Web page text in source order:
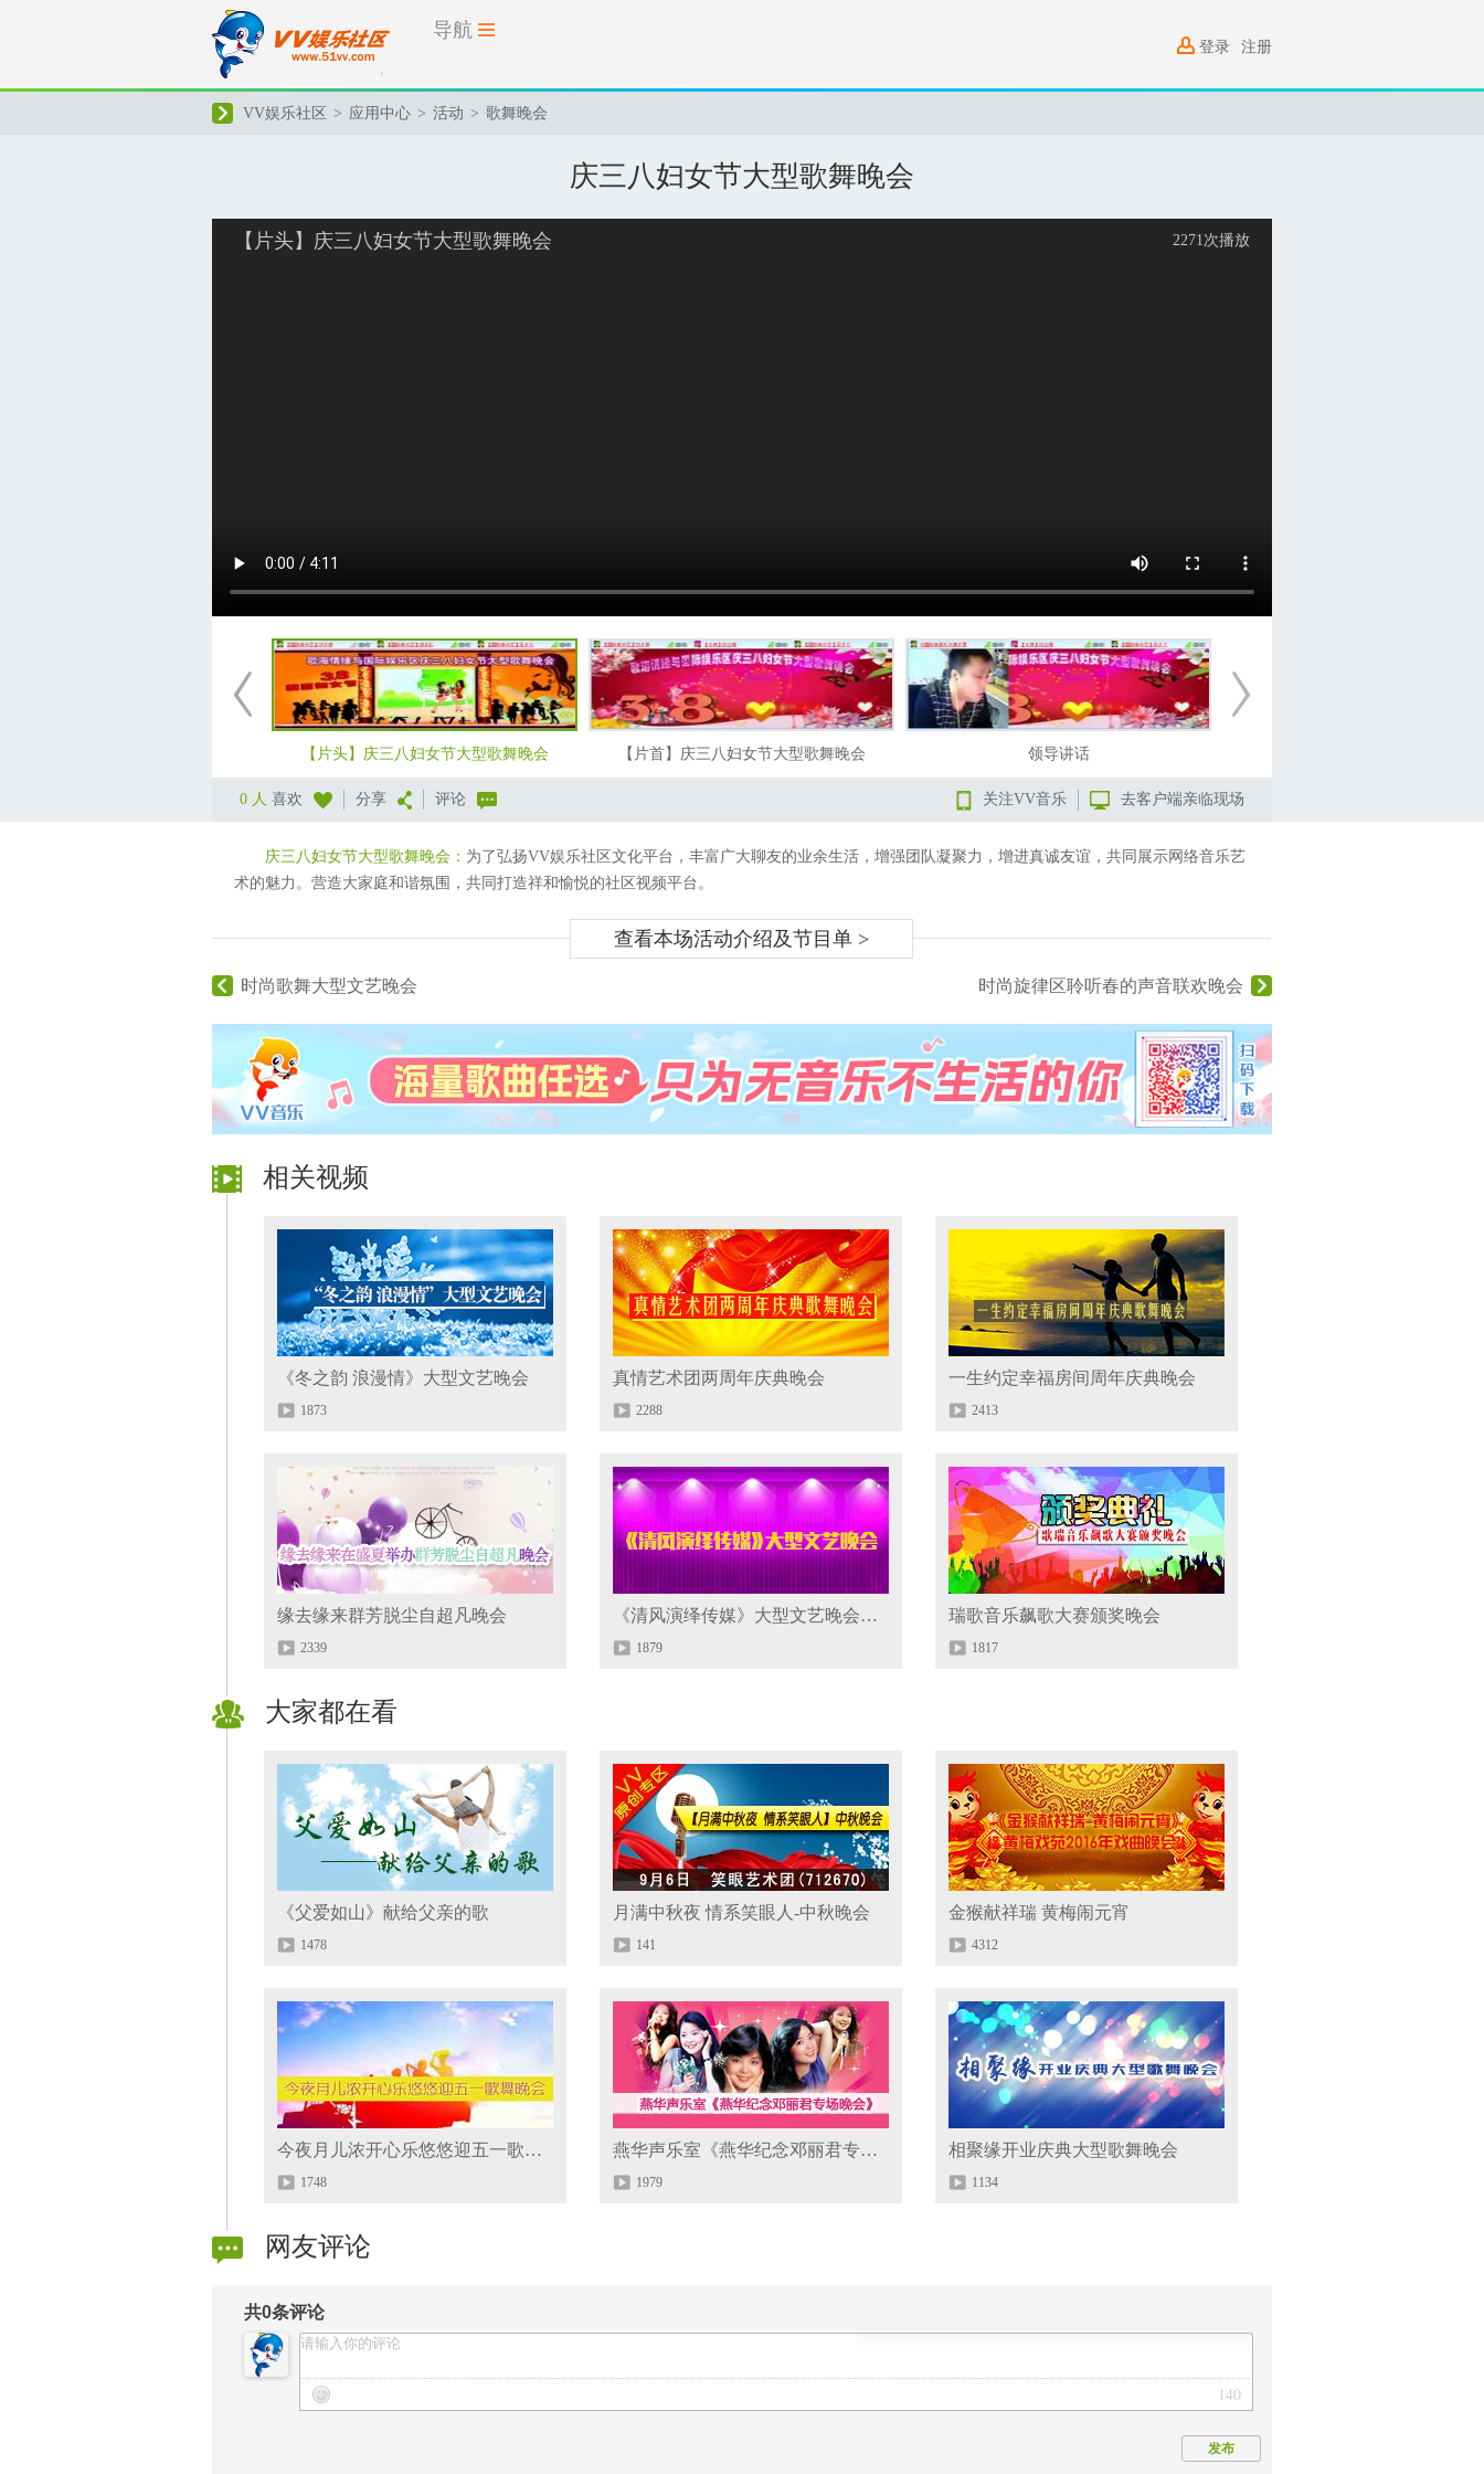
导航
注册
登录
VV娱乐社区 > 应用中心 > 活动 > 歌舞晚会
庆三八妇女节大型歌舞晚会
【片头】庆三八妇女节大型歌舞晚会 2271次播放
【片头】庆三八妇女节大型歌舞晚会 【片首】庆三八妇女节大型歌舞晚会 领导讲话
0 人 喜欢 分享 评论 去客户端亲临现场
关注VV音乐
庆三八妇女节大型歌舞晚会： 为了弘扬VV娱乐社区文化平台，丰富广大聊友的业余生活，增强团队凝聚力，增进真诚友谊，共同展示网络音乐艺
术的魅力。营造大家庭和谐氛围，共同打造祥和愉悦的社区视频平台。
查看本场活动介绍及节目单 >
时尚歌舞大型文艺晚会 时尚旋律区聆听春的声音联欢晚会
相关视频
《冬之韵 浪漫情》大型文艺晚会
1873
真情艺术团两周年庆典晚会
2288
一生约定幸福房间周年庆典晚会
2413
缘去缘来群芳脱尘自超凡晚会
2339
《清风演绎传媒》大型文艺晚会《第二场》
1879
瑞歌音乐飙歌大赛颁奖晚会
1817
大家都在看
《父爱如山》献给父亲的歌
1478
月满中秋夜 情系笑眼人-中秋晚会
141
金猴献祥瑞 黄梅闹元宵
4312
今夜月儿浓开心乐悠悠迎五一歌舞晚会
1748
燕华声乐室《燕华纪念邓丽君专场晚会》
1979
相聚缘开业庆典大型歌舞晚会
1134
网友评论
共0条评论
140
发布